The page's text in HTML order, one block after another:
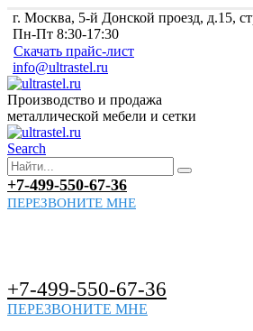
г. Москва, 5-й Донской проезд, д.15,
Пн-Пт 8:30-17:30
Скачать прайс-лист
info@ultrastel.ru
Производство и продажа
металлической мебели и сетки
Search
+7-499-550-67-36
ПЕРЕЗВОНИТЕ МНЕ
+7-499-550-67-36
ПЕРЕЗВОНИТЕ МНЕ